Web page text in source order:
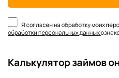
Я согласен на обработку моих
обработки персональных данных
Калькулятор займов